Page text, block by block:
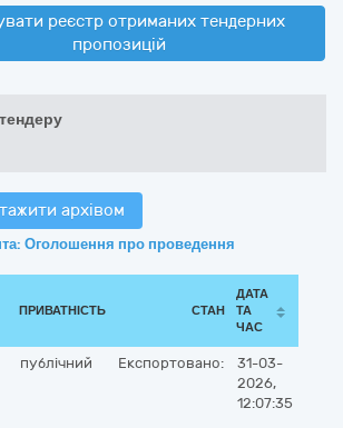
реєстр отриманих тендерних
пропозицій
архівом
Оголошення про проведення
ПРИВАТНІСТЬ СТАН
ДАТА
ТА
ЧАС
публічний Експортовано:
31-03-
2026,
12:07:35